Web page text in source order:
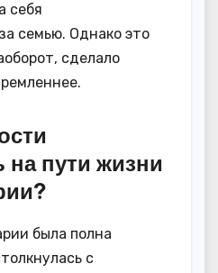
себя
семью. Однако это
сделало
на пути жизни
была полна
с